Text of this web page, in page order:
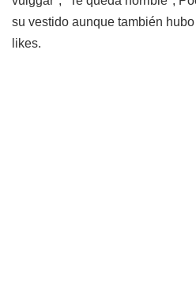
su vestido aunque también
likes.